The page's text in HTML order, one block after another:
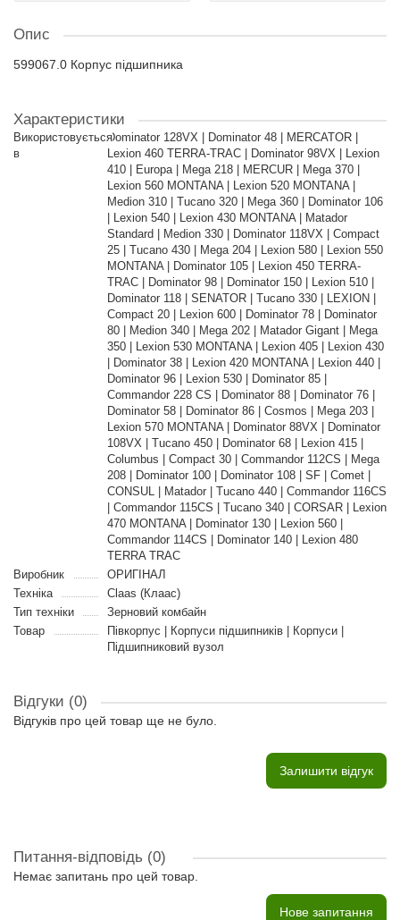
Опис
599067.0 Корпус підшипника
Характеристики
Використовується
в
Dominator 128VX | Dominator 48 | MERCATOR |
Lexion 460 TERRA-TRAC | Dominator 98VX | Lexion
410 | Europa | Mega 218 | MERCUR | Mega 370 |
Lexion 560 MONTANA | Lexion 520 MONTANA |
Medion 310 | Tucano 320 | Mega 360 | Dominator 106
| Lexion 540 | Lexion 430 MONTANA | Matador
Standard | Medion 330 | Dominator 118VX | Compact
25 | Tucano 430 | Mega 204 | Lexion 580 | Lexion 550
MONTANA | Dominator 105 | Lexion 450 TERRA-
TRAC | Dominator 98 | Dominator 150 | Lexion 510 |
Dominator 118 | SENATOR | Tucano 330 | LEXION |
Compact 20 | Lexion 600 | Dominator 78 | Dominator
80 | Medion 340 | Mega 202 | Matador Gigant | Mega
350 | Lexion 530 MONTANA | Lexion 405 | Lexion 430
| Dominator 38 | Lexion 420 MONTANA | Lexion 440 |
Dominator 96 | Lexion 530 | Dominator 85 |
Commandor 228 CS | Dominator 88 | Dominator 76 |
Dominator 58 | Dominator 86 | Cosmos | Mega 203 |
Lexion 570 MONTANA | Dominator 88VX | Dominator
108VX | Tucano 450 | Dominator 68 | Lexion 415 |
Columbus | Compact 30 | Commandor 112CS | Mega
208 | Dominator 100 | Dominator 108 | SF | Comet |
CONSUL | Matador | Tucano 440 | Commandor 116CS
| Commandor 115CS | Tucano 340 | CORSAR | Lexion
470 MONTANA | Dominator 130 | Lexion 560 |
Commandor 114CS | Dominator 140 | Lexion 480
TERRA TRAC
Виробник
ОРИГІНАЛ
Техніка
Claas (Клаас)
Тип техніки
Зерновий комбайн
Товар
Півкорпус | Корпуси підшипників | Корпуси |
Підшипниковий вузол
Відгуки (0)
Відгуків про цей товар ще не було.
Залишити відгук
Питання-відповідь (0)
Немає запитань про цей товар.
Нове запитання